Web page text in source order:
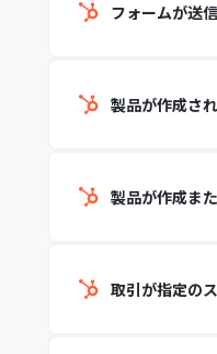
フォームが送
製品が作成さ
製品が作成ま
取引が指定の